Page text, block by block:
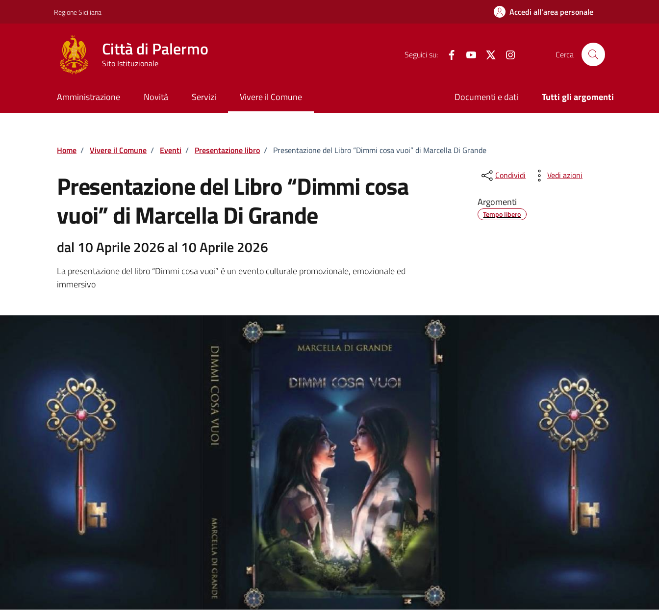
Regione Siciliana Accedi all'area personale
Città di Palermo
Sito Istituzionale
Seguici su: FacebookYouTube Twitter Cerca
Amministrazione Novità Servizi Vivere il Comune Documenti e dati Tutti gli argomenti
Home / Vivere il Comune / Eventi / Presentazione libro / Presentazione del Libro “Dimmi cosa vuoi” di Marcella Di Grande
Presentazione del Libro “Dimmi cosa
vuoi” di Marcella Di Grande
dal 10 Aprile 2026 al 10 Aprile 2026
La presentazione del libro “Dimmi cosa vuoi” è un evento culturale promozionale, emozionale ed
immersivo
Condividi Vedi azioni
Argomenti
Tempo libero